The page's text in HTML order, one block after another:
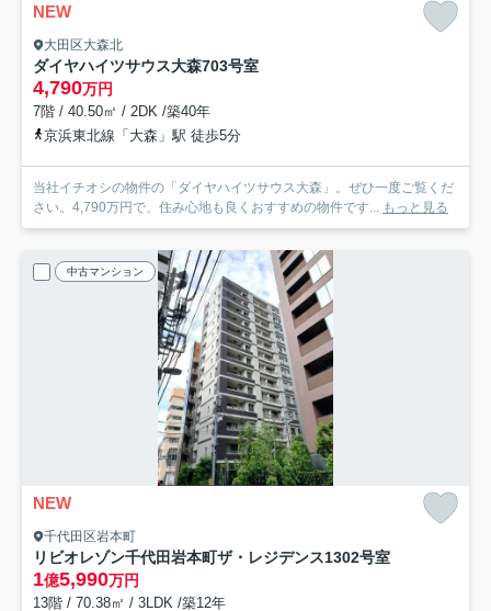
NEW
大田区大森北
ダイヤハイツサウス大森703号室
4,790万円
7階 / 40.50㎡ / 2DK /築40年
京浜東北線「大森」駅 徒歩5分
当社イチオシの物件の「ダイヤハイツサウス大森」。ぜひ一度ご覧くだ
さい。4,790万円で、住み心地も良くおすすめの物件です...
もっと見る
中古マンション
NEW
千代田区岩本町
リビオレゾン千代田岩本町ザ・レジデンス1302号室
1億5,990万円
13階 / 70.38㎡ / 3LDK /築12年